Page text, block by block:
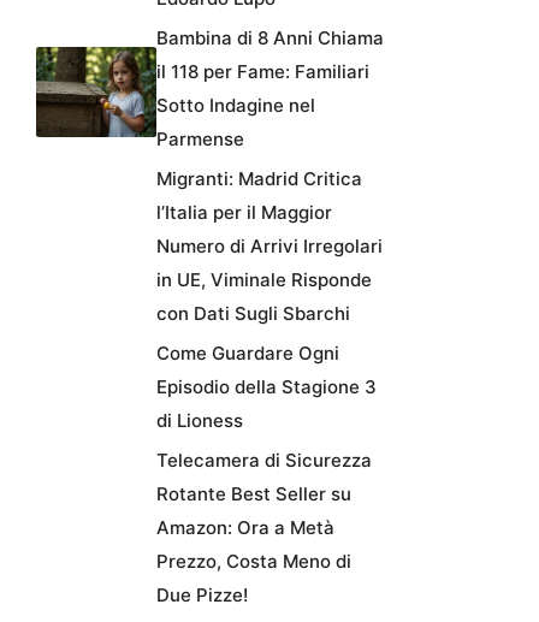
Bambina di 8 Anni Chiama
il 118 per Fame: Familiari
Sotto Indagine nel
Parmense
Migranti: Madrid Critica
l’Italia per il Maggior
Numero di Arrivi Irregolari
in UE, Viminale Risponde
con Dati Sugli Sbarchi
Come Guardare Ogni
Episodio della Stagione 3
di Lioness
Telecamera di Sicurezza
Rotante Best Seller su
Amazon: Ora a Metà
Prezzo, Costa Meno di
Due Pizze!